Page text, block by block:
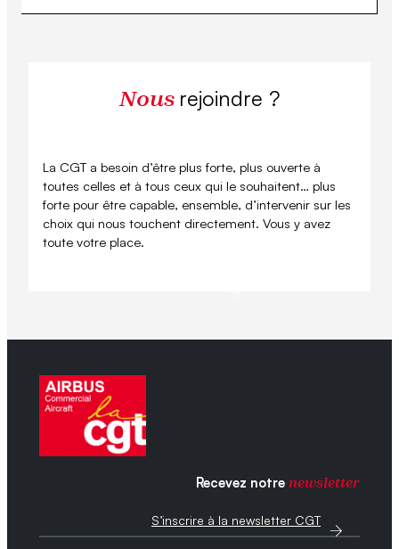
Nous rejoindre ?
La CGT a besoin d’être plus forte, plus ouverte à
toutes celles et à tous ceux qui le souhaitent… plus
forte pour être capable, ensemble, d’intervenir sur les
choix qui nous touchent directement. Vous y avez
toute votre place.
Recevez notre newsletter
S’inscrire à la newsletter CGT